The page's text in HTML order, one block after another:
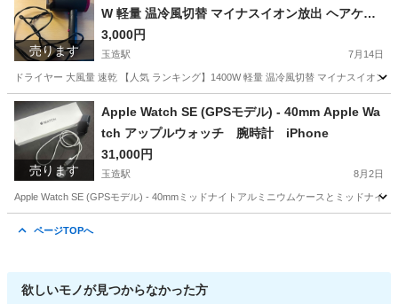
売ります
W 軽量 温冷風切替 マイナスイオン放出 ヘアケア
ヘアドライヤー 風量調整 コンパクト ノズル付き
折り畳み式 家庭用 ヘアサロン 旅行用 PSE認証済
み
3,000円
玉造駅 7月14日
ドライヤー 大風量 速乾 【人気 ランキング】1400W 軽量 温冷風切替 マイナスイオ
大阪 大阪市 ヘアドライヤー
売ります
Apple Watch SE (GPSモデル) - 40mm Apple Wa
tch アップルウォッチ 腕時計 iPhone
31,000円
玉造駅 8月2日
Apple Watch SE (GPSモデル) - 40mmミッドナイトアルミニウムケースとミッドナイ
ページTOPへ
欲しいモノが見つからなかった方